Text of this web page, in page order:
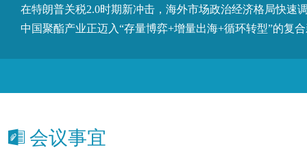
在特朗普关税2.0时期新冲击，海外市场政治经济格局快速
中国聚酯产业正迈入“存量博弈+增量出海+循环转型”的复
会议事宜